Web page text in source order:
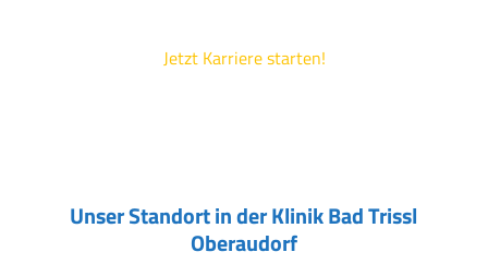
Jetzt Karriere starten!
Unser Standort in der Klinik Bad Trissl
Oberaudorf